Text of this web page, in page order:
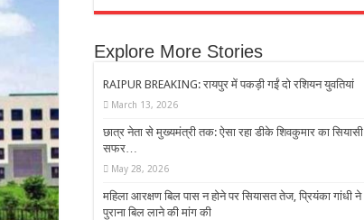
Explore More Stories
RAIPUR BREAKING: रायपुर में पकड़ी गईं दो रशियन युवतियां
March 13, 2026
छात्र नेता से मुख्यमंत्री तक: ऐसा रहा डीके शिवकुमार का सियासी
सफर…
May 28, 2026
महिला आरक्षण बिल पास न होने पर सियासत तेज, प्रियंका गांधी ने
पुराना बिल लाने की मांग की